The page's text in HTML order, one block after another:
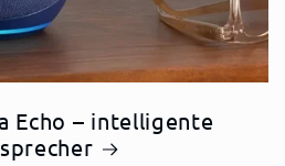
Echo – intelligente